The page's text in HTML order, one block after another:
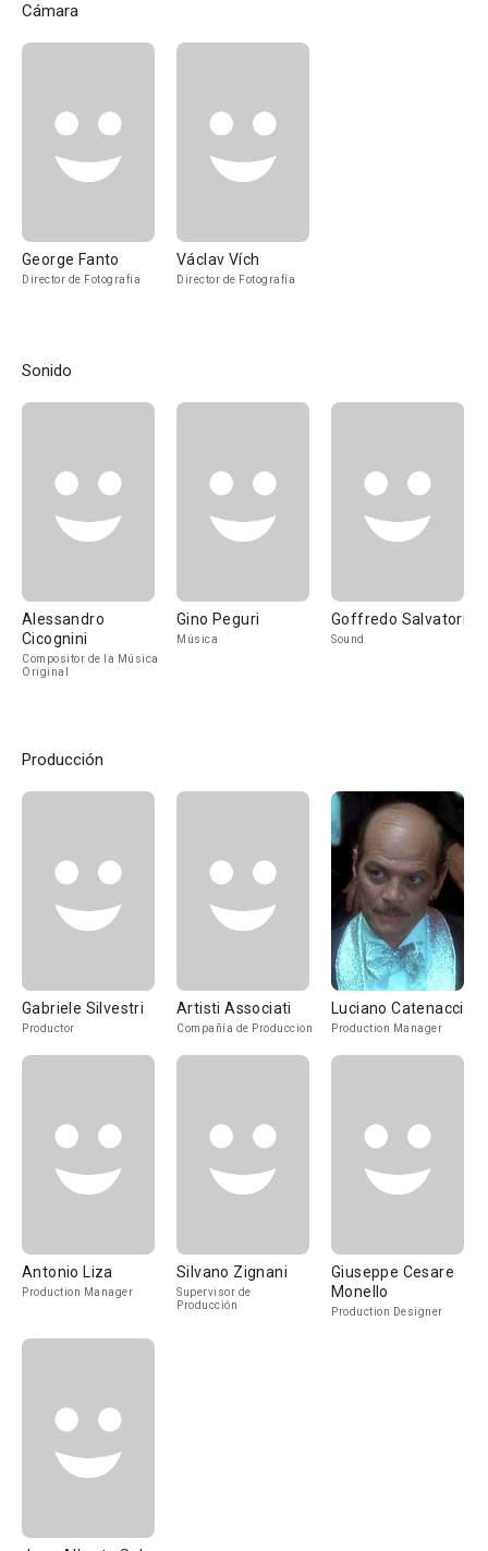
Cámara
George Fanto
Director de Fotografía
Václav Vích
Director de Fotografía
Sonido
Alessandro
Cicognini
Compositor de la Música
Original
Gino Peguri
Música
Goffredo Salvatori
Sound
Producción
Gabriele Silvestri
Productor
Artisti Associati
Compañía de Produccion
Luciano Catenacci
Production Manager
Antonio Liza
Production Manager
Silvano Zignani
Supervisor de
Producción
Giuseppe Cesare
Monello
Production Designer